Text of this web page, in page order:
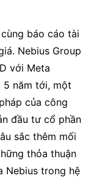
báo cáo tài
Nebius Group
với Meta
5 năm tới, một
của công
đầu tư cổ phần
sắc thêm mối
thỏa thuận
Nebius trong hệ